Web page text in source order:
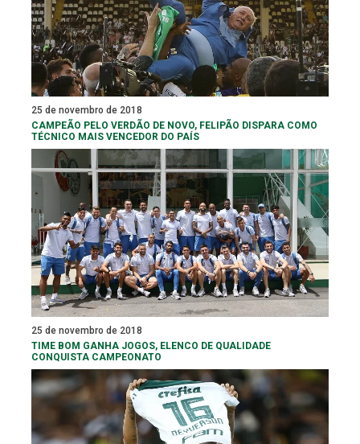
25 de novembro de 2018
CAMPEÃO PELO VERDÃO DE NOVO, FELIPÃO DISPARA COMO
TÉCNICO MAIS VENCEDOR DO PAÍS
25 de novembro de 2018
TIME BOM GANHA JOGOS, ELENCO DE QUALIDADE
CONQUISTA CAMPEONATO